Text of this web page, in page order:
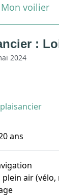
Mon voilier
:
2024
ans
plein air